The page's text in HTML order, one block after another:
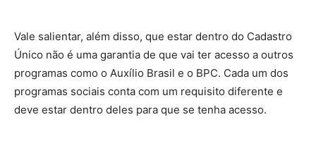
Vale salientar, além disso, que estar dentro do Cadastro
Único não é uma garantia de que vai ter acesso a outros
programas como o Auxílio Brasil e o BPC. Cada um dos
programas sociais conta com um requisito diferente e
deve estar dentro deles para que se tenha acesso.